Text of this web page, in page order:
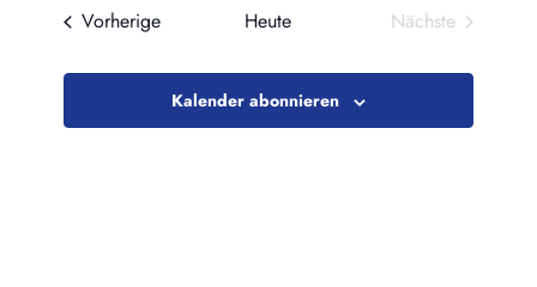
VorherigeVeranstaltungen
Heute
Nächste
Kalender abonnieren